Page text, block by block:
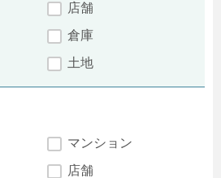
店舗
倉庫
土地
マンション
店舗